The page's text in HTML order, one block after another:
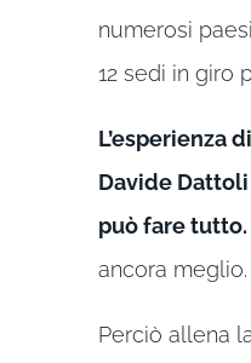
numerosi
12 sedi in giro
L’esperienza
Davide
può fare tutto.
ancora meglio.
Perciò allena